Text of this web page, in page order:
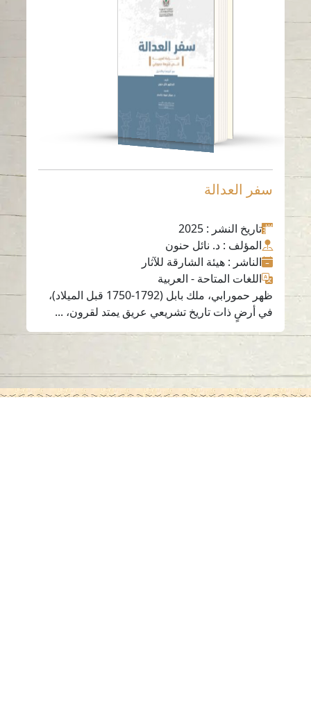
قراءة باللغة
سفر العدالة
تاريخ النشر: 2025
المؤلف: د. نائل حنون
الناشر: هيئة الشارقة للآثار
اللغات المتاحة- العربية
ظهر حمورابي، ملك بابل (1792-1750 قبل الميلاد)،
في أرضٍ ذات تاريخ تشريعي عريق يمتد لقرون، ...